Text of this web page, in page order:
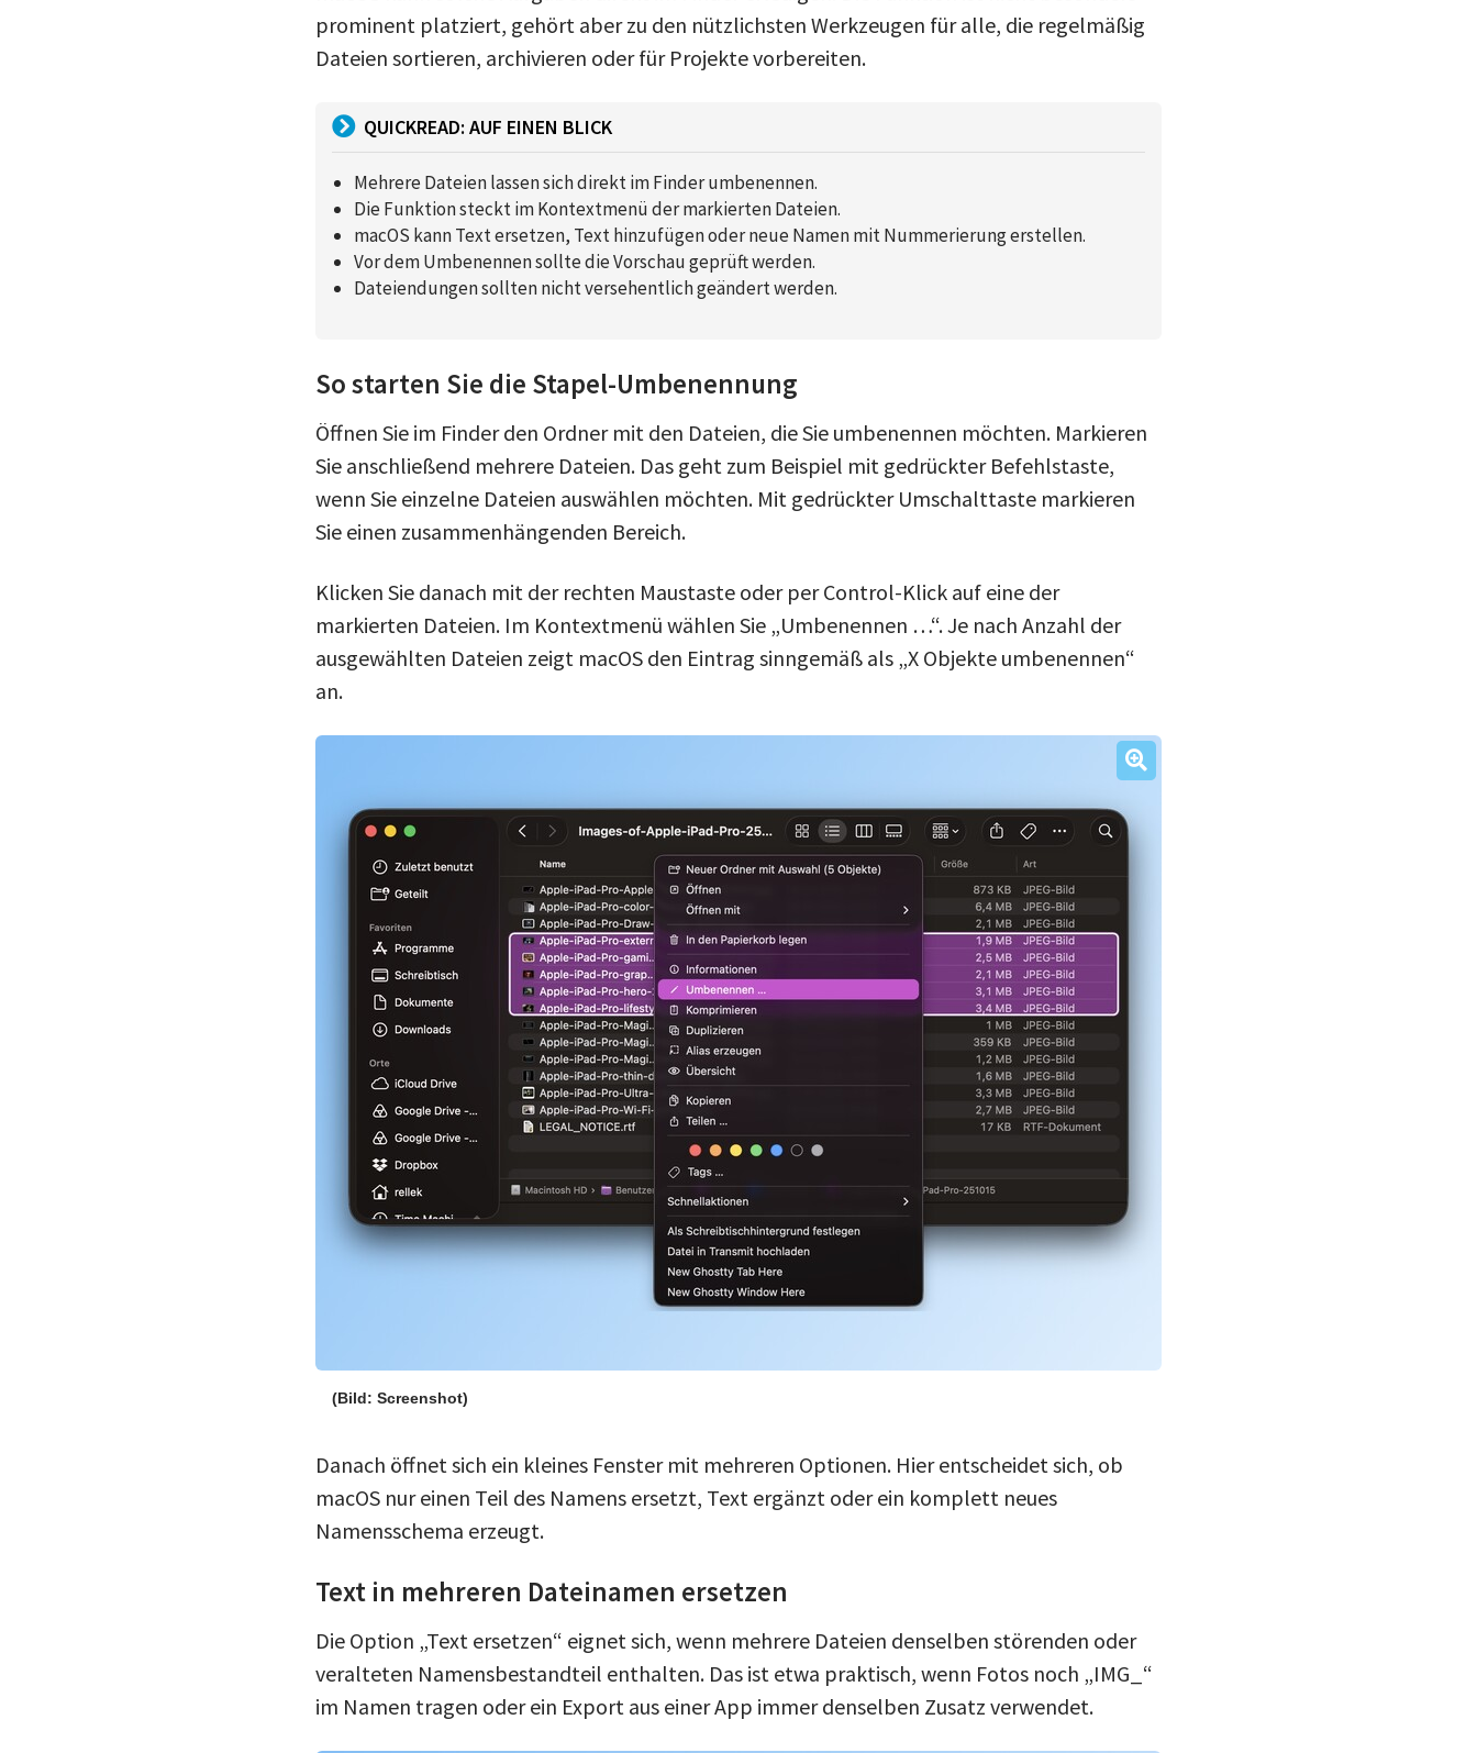
prominent platziert, gehört aber zu den nützlichsten Werkzeugen für alle, die regelmäßig
Dateien sortieren, archivieren oder für Projekte vorbereiten.
QUICKREAD: AUF EINEN BLICK
Mehrere Dateien lassen sich direkt im Finder umbenennen.
Die Funktion steckt im Kontextmenü der markierten Dateien.
macOS kann Text ersetzen, Text hinzufügen oder neue Namen mit Nummerierung erstellen.
Vor dem Umbenennen sollte die Vorschau geprüft werden.
Dateiendungen sollten nicht versehentlich geändert werden.
So starten Sie die Stapel-Umbenennung
Öffnen Sie im Finder den Ordner mit den Dateien, die Sie umbenennen möchten. Markieren
Sie anschließend mehrere Dateien. Das geht zum Beispiel mit gedrückter Befehlstaste,
wenn Sie einzelne Dateien auswählen möchten. Mit gedrückter Umschalttaste markieren
Sie einen zusammenhängenden Bereich.
Klicken Sie danach mit der rechten Maustaste oder per Control-Klick auf eine der
markierten Dateien. Im Kontextmenü wählen Sie „Umbenennen …“. Je nach Anzahl der
ausgewählten Dateien zeigt macOS den Eintrag sinngemäß als „X Objekte umbenennen“
an.
(Bild: Screenshot)
Danach öffnet sich ein kleines Fenster mit mehreren Optionen. Hier entscheidet sich, ob
macOS nur einen Teil des Namens ersetzt, Text ergänzt oder ein komplett neues
Namensschema erzeugt.
Text in mehreren Dateinamen ersetzen
Die Option „Text ersetzen“ eignet sich, wenn mehrere Dateien denselben störenden oder
veralteten Namensbestandteil enthalten. Das ist etwa praktisch, wenn Fotos noch „IMG_“
im Namen tragen oder ein Export aus einer App immer denselben Zusatz verwendet.